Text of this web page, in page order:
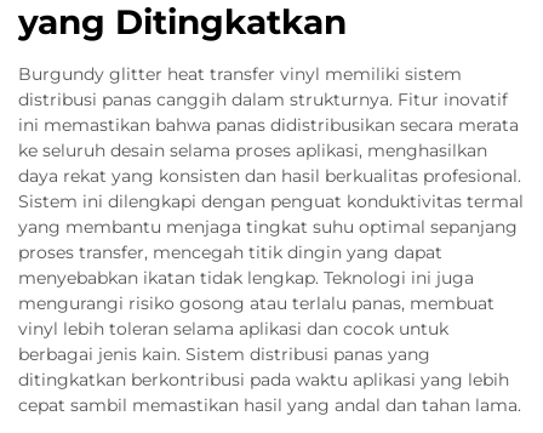
yang Ditingkatkan
Burgundy glitter heat transfer vinyl memiliki sistem
distribusi panas canggih dalam strukturnya. Fitur inovatif
ini memastikan bahwa panas didistribusikan secara merata
ke seluruh desain selama proses aplikasi, menghasilkan
daya rekat yang konsisten dan hasil berkualitas profesional.
Sistem ini dilengkapi dengan penguat konduktivitas termal
yang membantu menjaga tingkat suhu optimal sepanjang
proses transfer, mencegah titik dingin yang dapat
menyebabkan ikatan tidak lengkap. Teknologi ini juga
mengurangi risiko gosong atau terlalu panas, membuat
vinyl lebih toleran selama aplikasi dan cocok untuk
berbagai jenis kain. Sistem distribusi panas yang
ditingkatkan berkontribusi pada waktu aplikasi yang lebih
cepat sambil memastikan hasil yang andal dan tahan lama.